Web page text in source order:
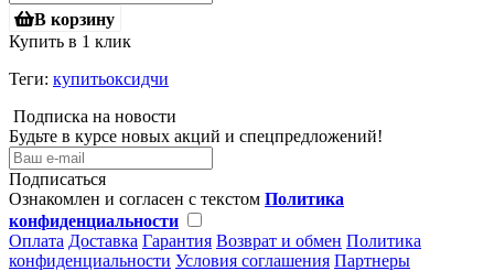
В корзину
Купить в 1 клик
Теги: купитьоксидчи
Подписка на новости
Будьте в курсе новых акций и спецпредложений!
Подписаться
Ознакомлен и согласен с текстом Политика
конфиденциальности
Оплата Доставка Гарантия Возврат и обмен Политика
конфиденциальности Условия соглашения Партнеры